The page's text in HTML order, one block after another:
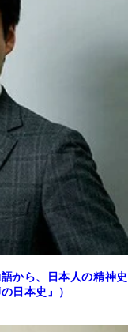
から、日本人の精神史
日本史』）